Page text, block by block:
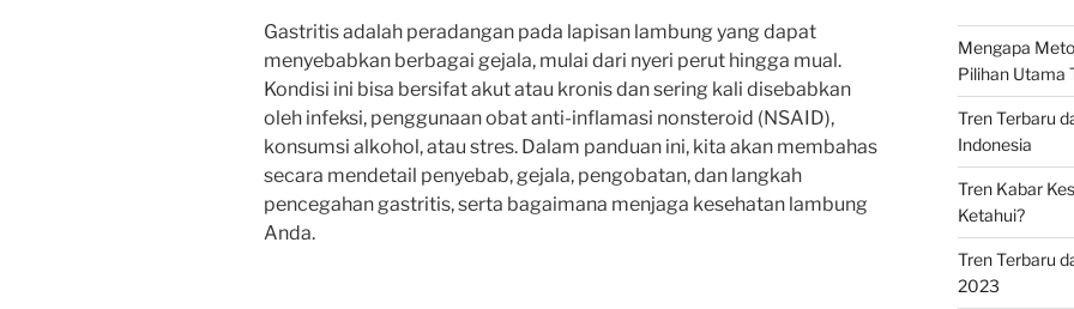
Gastritis adalah peradangan pada lapisan lambung yang dapat
menyebabkan berbagai gejala, mulai dari nyeri perut hingga mual.
Kondisi ini bisa bersifat akut atau kronis dan sering kali disebabkan
oleh infeksi, penggunaan obat anti-inflamasi nonsteroid (NSAID),
konsumsi alkohol, atau stres. Dalam panduan ini, kita akan membahas
secara mendetail penyebab, gejala, pengobatan, dan langkah
pencegahan gastritis, serta bagaimana menjaga kesehatan lambung
Anda.
Mengapa
Pilihan Utama
Tren Terbaru
Indonesia
Tren Kabar
Ketahui?
Tren Terbaru
2023